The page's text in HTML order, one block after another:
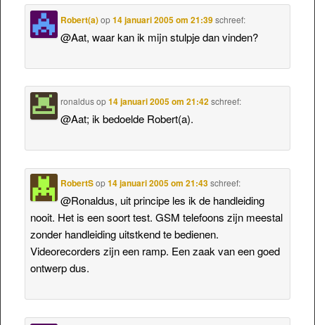
Robert(a)op14 januari 2005 om 21:39 schreef:
@Aat, waar kan ik mijn stulpje dan vinden?
ronaldusop14 januari 2005 om 21:42 schreef:
@Aat; ik bedoelde Robert(a).
RobertSop14 januari 2005 om 21:43 schreef:
@Ronaldus, uit principe les ik de handleiding
nooit. Het is een soort test. GSM telefoons zijn meestal
zonder handleiding uitstkend te bedienen.
Videorecorders zijn een ramp. Een zaak van een goed
ontwerp dus.